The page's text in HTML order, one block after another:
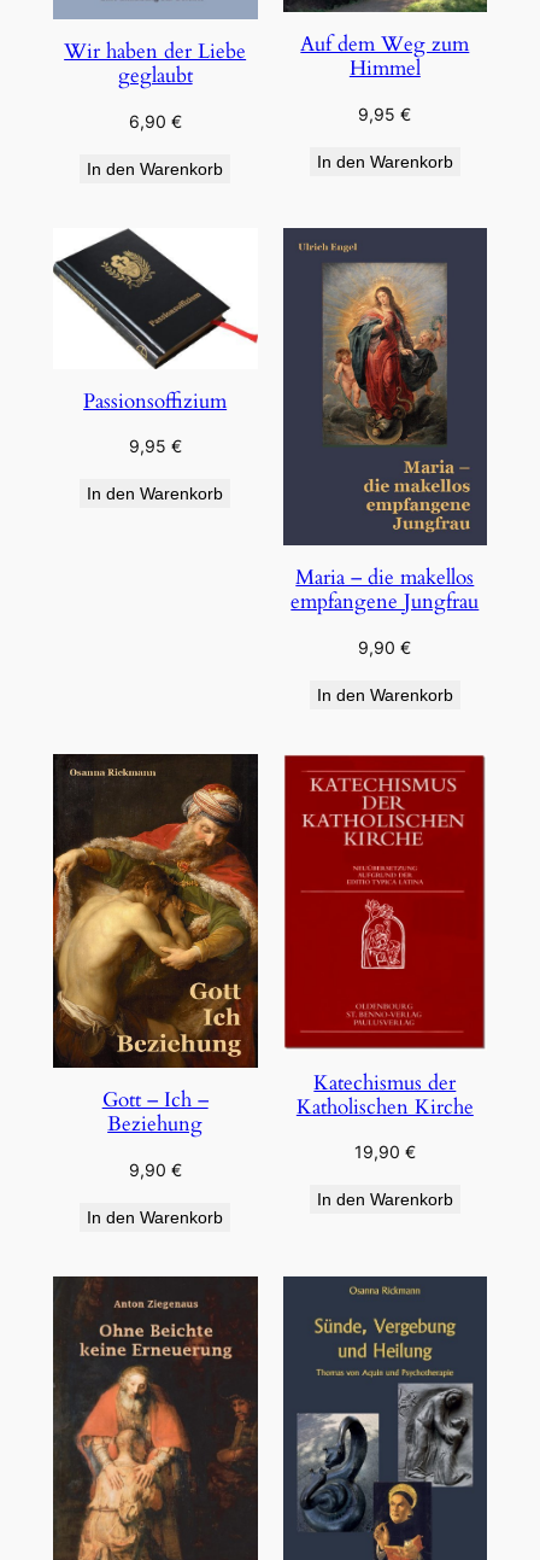
Wir haben der Liebe
geglaubt
6,90 €
In den Warenkorb
Auf dem Weg zum
Himmel
9,95€
In den Warenkorb
Passionsoffizium
9,95 €
In den Warenkorb
Maria – die makellos
empfangene Jungfrau
9,90€
In den Warenkorb
Gott – Ich –
Beziehung
9,90 €
In den Warenkorb
Katechismus der
Katholischen Kirche
19,90 €
In den Warenkorb